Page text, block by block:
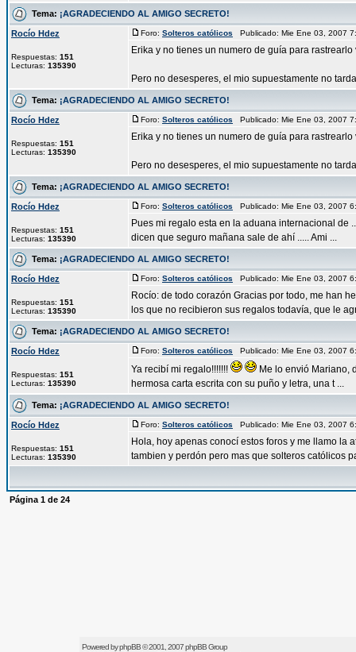
Tema: ¡AGRADECIENDO AL AMIGO SECRETO!
Rocío Hdez
Respuestas: 151
Lecturas: 135390
Foro: Solteros católicos Publicado: Mie Ene 03, 2007
Erika y no tienes un numero de guía para rastrearlo
Pero no desesperes, el mio supuestamente no
Tema: ¡AGRADECIENDO AL AMIGO SECRETO!
Rocío Hdez
Respuestas: 151
Lecturas: 135390
Foro: Solteros católicos Publicado: Mie Ene 03, 2007
Erika y no tienes un numero de guía para rastrearlo
Pero no desesperes, el mio supuestamente no
Tema: ¡AGRADECIENDO AL AMIGO SECRETO!
Rocío Hdez
Respuestas: 151
Lecturas: 135390
Foro: Solteros católicos Publicado: Mie Ene 03, 2007
Pues mi regalo esta en la aduana internacional de
dicen que seguro mañana sale de ahí ..... Ami ...
Tema: ¡AGRADECIENDO AL AMIGO SECRETO!
Rocío Hdez
Respuestas: 151
Lecturas: 135390
Foro: Solteros católicos Publicado: Mie Ene 03, 2007
Rocío: de todo corazón Gracias por todo, me han
los que no recibieron sus regalos todavía, que le
Tema: ¡AGRADECIENDO AL AMIGO SECRETO!
Rocío Hdez
Respuestas: 151
Lecturas: 135390
Foro: Solteros católicos Publicado: Mie Ene 03, 2007
Ya recibí mi regalo!!!!!!!
Me lo envió Mariano,
hermosa carta escrita con su puño y letra, una t ...
Tema: ¡AGRADECIENDO AL AMIGO SECRETO!
Rocío Hdez
Respuestas: 151
Lecturas: 135390
Foro: Solteros católicos Publicado: Mie Ene 03, 2007
Hola, hoy apenas conocí estos foros y me llamo la
tambien y perdón pero mas que solteros católicos
Página 1 de 24
Powered byphpBB© 2001, 2007 phpBB Group